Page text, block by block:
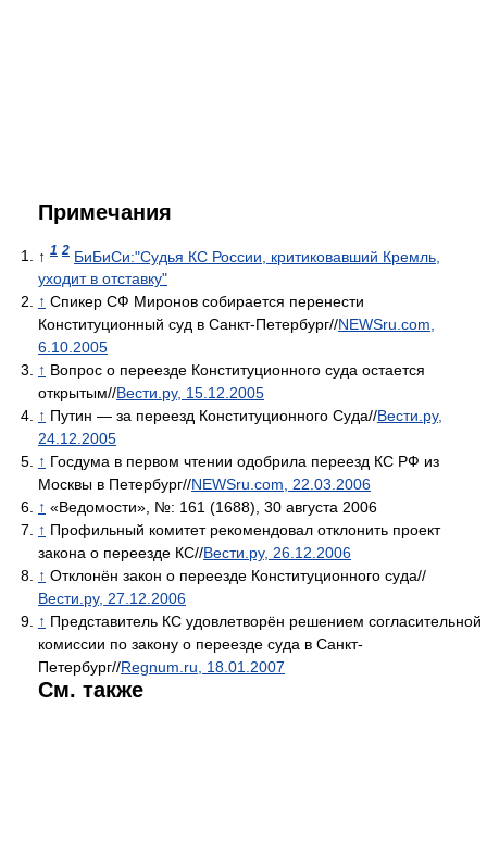
Примечания
↑ 1 2 БиБиСи:"Судья КС России, критиковавший Кремль,
уходит в отставку"
↑ Спикер СФ Миронов собирается перенести
Конституционный суд в Санкт-Петербург//NEWSru.com,
6.10.2005
↑ Вопрос о переезде Конституционного суда остается
открытым//Вести.ру, 15.12.2005
↑ Путин — за переезд Конституционного Суда//Вести.ру,
24.12.2005
↑ Госдума в первом чтении одобрила переезд КС РФ из
Москвы в Петербург//NEWSru.com, 22.03.2006
↑ «Ведомости», №: 161 (1688), 30 августа 2006
↑ Профильный комитет рекомендовал отклонить проект
закона о переезде КС//Вести.ру, 26.12.2006
↑ Отклонён закон о переезде Конституционного суда//
Вести.ру, 27.12.2006
↑ Представитель КС удовлетворён решением согласительной
комиссии по закону о переезде суда в Санкт-
Петербург//Regnum.ru, 18.01.2007
См. также